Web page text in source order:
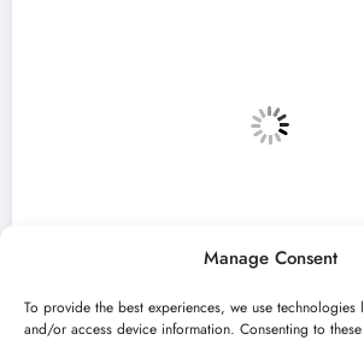
Manage Consent
To provide the best experiences, we use
and/or access device information. Consenting to